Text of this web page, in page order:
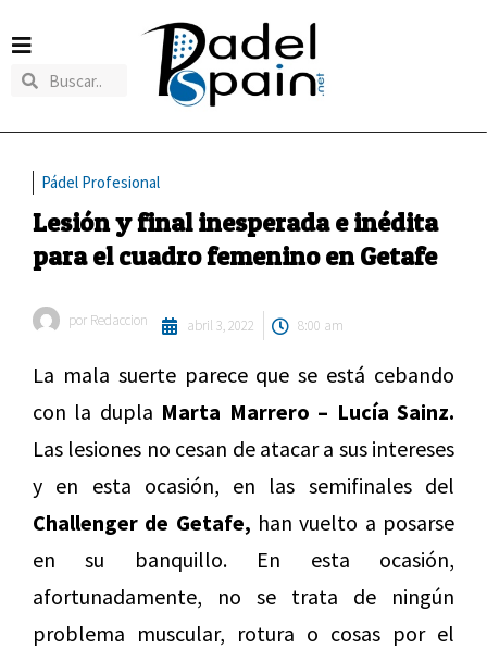
Pádel Profesional
Lesión y final inesperada e inédita
para el cuadro femenino en Getafe
por Redaccion abril 3, 2022 8:00 am
La mala suerte parece que se está cebando
con la dupla Marta Marrero – Lucía Sainz.
Las lesiones no cesan de atacar a sus intereses
y en esta ocasión, en las semifinales del
Challenger de Getafe, han vuelto a posarse
en su banquillo. En esta ocasión,
afortunadamente, no se trata de ningún
problema muscular, rotura o cosas por el